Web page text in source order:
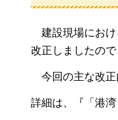
建設現場にお
改正しましたので
今回の主な改正
詳細は、『「港